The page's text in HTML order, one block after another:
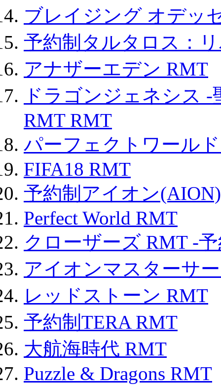
ブレイジング オデッ
予約制タルタロス：
アナザーエデン RMT
ドラゴンジェネシス
RMT RMT
パーフェクトワール
FIFA18 RMT
予約制アイオン
Perfect World RMT
クローザーズ RMT -
アイオンマスターサ
レッドストーン RMT
予約制TERA RMT
大航海時代 RMT
Puzzle & Dragons RMT